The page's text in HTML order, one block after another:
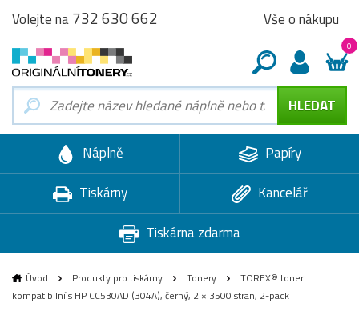
Volejte na732 630 662 Vše o nákupu
0
Náplně
Papíry
Tiskárny
Kancelář
Tiskárna zdarma
Úvod Produkty pro tiskárny Tonery
TOREX® toner
kompatibilní s HP CC530AD (304A), černý, 2 × 3500 stran, 2-pack